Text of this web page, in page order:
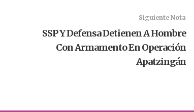
Siguiente Nota
SSP Y Defensa Detienen A Hombre
Con Armamento En Operación
Apatzingán